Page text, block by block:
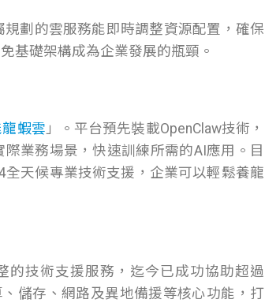
劃的雲服務能即時調整資源配置，確保
基礎架構成為企業發展的瓶頸。
龍蝦雲 」。平台預先裝載OpenClaw技術，
業務場景，快速訓練所需的AI應用。目
天候專業技術支援，企業可以輕鬆養龍
的技術支援服務，迄今已成功協助超過
、儲存、網路及異地備援等核心功能，打